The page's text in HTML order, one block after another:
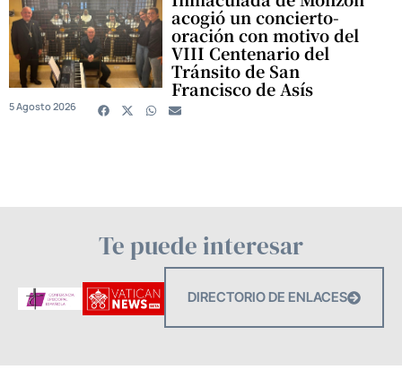
acogió un concierto-
oración con motivo del
VIII Centenario del
Tránsito de San
Francisco de Asís
5 Agosto 2026
Te puede interesar
DIRECTORIO DE ENLACES